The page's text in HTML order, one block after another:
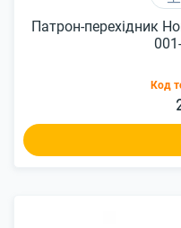
Патрон-перехідник
Код